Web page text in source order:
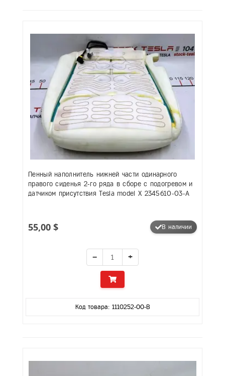
Пенный наполнитель нижней части одинарного
правого сиденья 2-го ряда в сборе с подогревом и
датчиком присутствия Tesla model X 2345610-03-A
55,00 $ В наличии
− +
Код товара: 1110252-00-B